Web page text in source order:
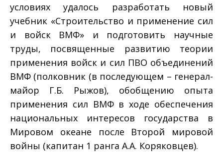
условиях удалось разработать новый
учебник «Строительство и применение сил
и войск ВМФ» и подготовить научные
труды, посвященные развитию теории
применения войск и сил ПВО объединений
ВМФ (полковник (в последующем – генерал-
майор Г.Б. Рыжов), обобщению опыта
применения сил ВМФ в ходе обеспечения
национальных интересов государства в
Мировом океане после Второй мировой
войны (капитан 1 ранга А.А. Коряковцев).